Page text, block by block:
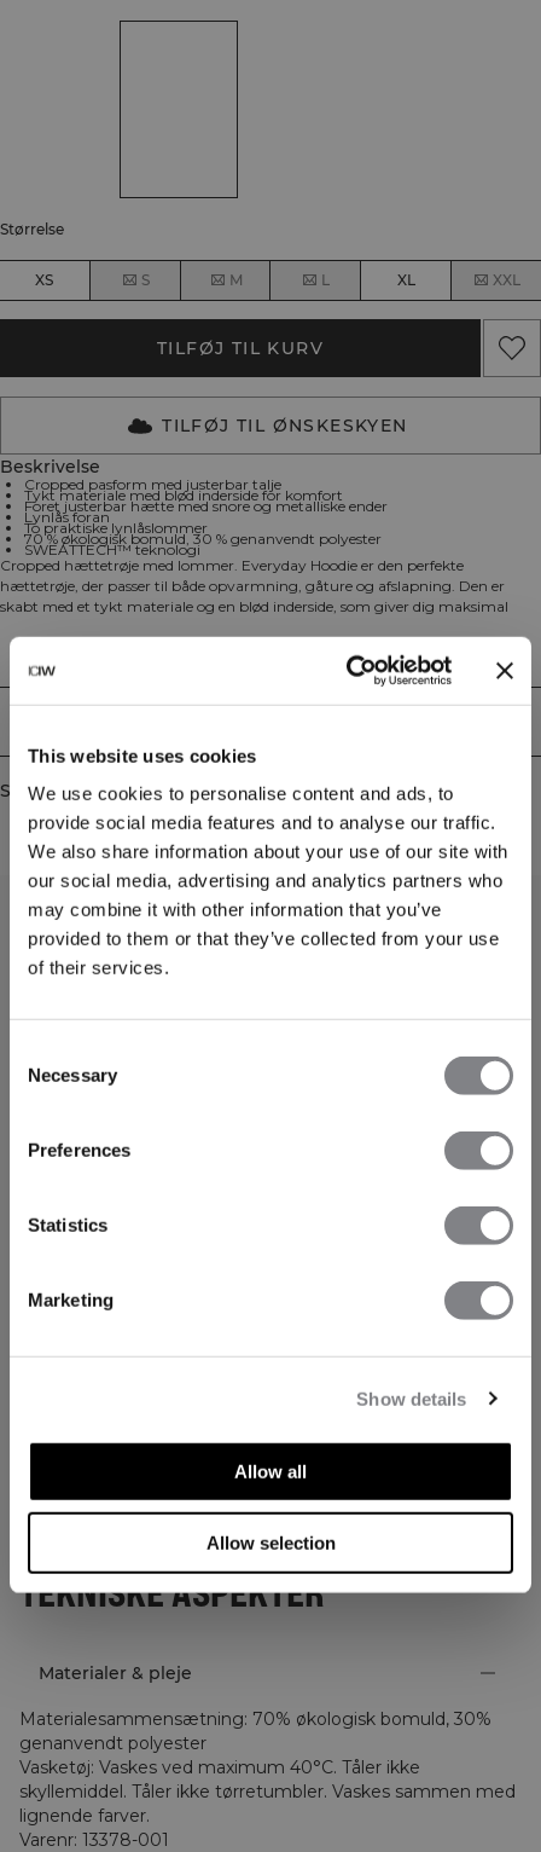
This website uses cookies
We use cookies to personalise content and ads, to
provide social media features and to analyse our traffic.
We also share information about your use of our site with
our social media, advertising and analytics partners who
may combine it with other information that you’ve
provided to them or that they’ve collected from your use
of their services.
Selection
Necessary
Preferences
Statistics
Marketing
Show details
Allow all
Allow selection
Størrelse
XS S M L XL XXL
TILFØJ TIL KURV
TILFØJ TIL ØNSKESKYEN
Beskrivelse
Cropped pasform med justerbar talje
Tykt materiale med blød inderside for komfort
Foret justerbar hætte med snore og metalliske ender
Lynlås foran
To praktiske lynlåslommer
70 % økologisk bomuld, 30 % genanvendt polyester
SWEATTECH™ teknologi
Cropped hættetrøje med lommer. Everyday Hoodie er den perfekte
hættetrøje, der passer til både opvarmning, gåture og afslapning. Den er
skabt med et tykt materiale og en blød inderside, som giver dig maksimal
trøjen har en lynlås foran samt to praktiske lynlåslommer. For let
vedligeholdelse anbefaler vi, at du fjerner snorene, før du vasker trøjen. Den
har en cropped pasform med justerbar talje og er fremstillet med
SWEATTECH™ teknologi. 70% økologisk bomuld, 30% genanvendt polyester.
Similar products
TEKNISKE ASPEKTER
Materialer & pleje
Materialesammensætning: 70% økologisk bomuld, 30%
genanvendt polyester
Vasketøj: Vaskes ved maximum 40°C. Tåler ikke
skyllemiddel. Tåler ikke tørretumbler. Vaskes sammen med
lignende farver.
Varenr: 13378-001